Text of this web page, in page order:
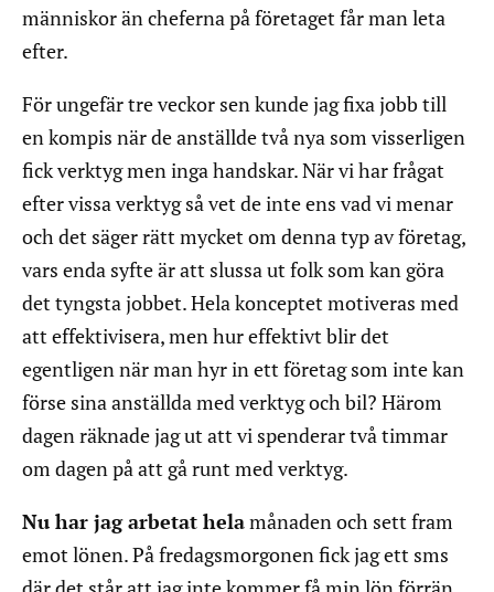
människor än cheferna på företaget får man leta
efter.
För ungefär tre veckor sen kunde jag fixa jobb till
en kompis när de anställde två nya som visserligen
fick verktyg men inga handskar. När vi har frågat
efter vissa verktyg så vet de inte ens vad vi menar
och det säger rätt mycket om denna typ av företag,
vars enda syfte är att slussa ut folk som kan göra
det tyngsta jobbet. Hela konceptet motiveras med
att effektivisera, men hur effektivt blir det
egentligen när man hyr in ett företag som inte kan
förse sina anställda med verktyg och bil? Härom
dagen räknade jag ut att vi spenderar två timmar
om dagen på att gå runt med verktyg.
Nu har jag arbetat helamånaden och sett fram
emot lönen. På fredagsmorgonen fick jag ett sms